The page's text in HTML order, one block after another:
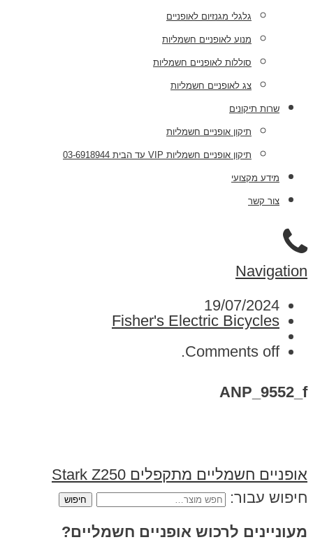
גלגלי מגנזיום לאופניים
מנוע לאופניים חשמליות
סוללות לאופניים חשמליות
צג לאופניים חשמליות
שרות תיקונים
תיקון אופניים חשמליות
תיקון אופניים חשמליות VIP עד הבית 03-6918944
מידע מקצועי
צור קשר
Navigation
19/07/2024
Fisher's Electric Bicycles
Comments off.
ANP_9552_f
‏אופניים חשמליים ‏מתקפלים Stark Z250
חיפוש עבור:
מעוניינים לרכוש אופניים חשמליים?